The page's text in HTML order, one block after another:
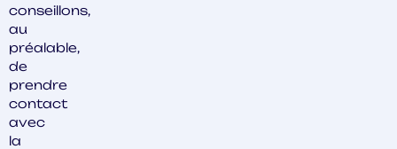
conseillons,
au
préalable,
de
prendre
contact
avec
la